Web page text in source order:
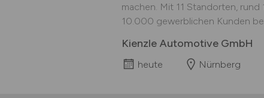
machen. Mit 11 Standorten,
10.000 gewerblichen Kunden
Kienzle Automotive GmbH
heute Nürnberg